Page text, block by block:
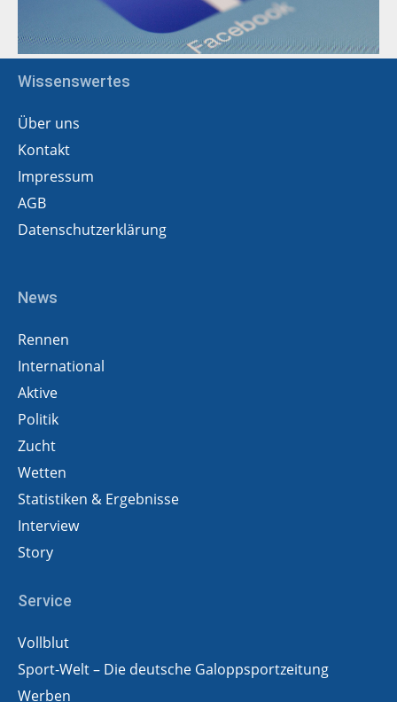
Wissenswertes
Über uns
Kontakt
Impressum
AGB
Datenschutzerklärung
News
Rennen
International
Aktive
Politik
Zucht
Wetten
Statistiken & Ergebnisse
Interview
Story
Service
Vollblut
Sport-Welt – Die deutsche Galoppsportzeitung
Werben